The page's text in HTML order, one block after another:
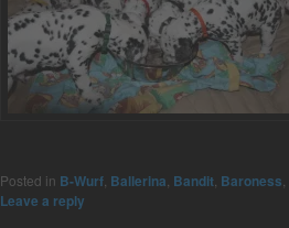
Posted in B-Wurf Ballerina Bandit Baroness
Leave a reply